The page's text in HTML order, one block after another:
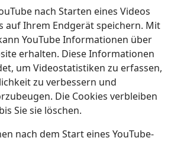
nach Starten eines Videos
auf Ihrem Endgerät speichern. Mit
YouTube Informationen über
erhalten. Diese Informationen
um Videostatistiken zu erfassen,
zu verbessern und
Die Cookies verbleiben
Sie sie löschen.
nach dem Start eines YouTube-